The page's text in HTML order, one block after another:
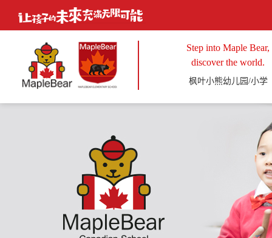
Step into Maple Bear,
discover the world.
枫叶小熊幼儿园/小学